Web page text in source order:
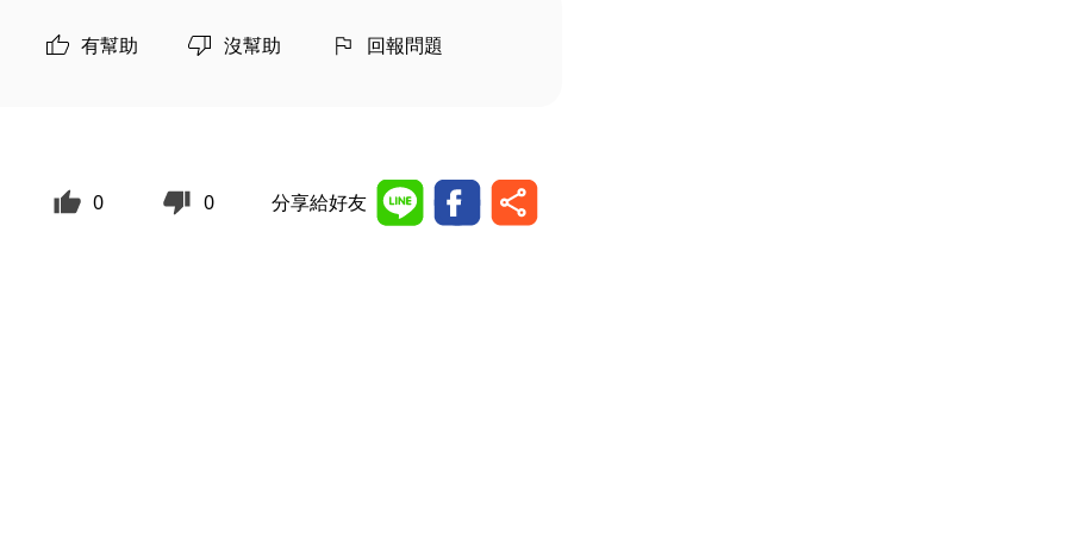
有幫助 沒幫助 回報問題
0 0 分享給好友